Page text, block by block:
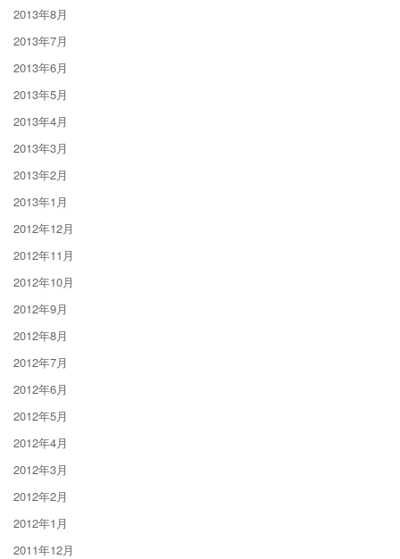
2013年8月
2013年7月
2013年6月
2013年5月
2013年4月
2013年3月
2013年2月
2013年1月
2012年12月
2012年11月
2012年10月
2012年9月
2012年8月
2012年7月
2012年6月
2012年5月
2012年4月
2012年3月
2012年2月
2012年1月
2011年12月